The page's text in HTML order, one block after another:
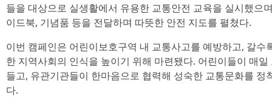
들을 대상으로 실생활에서 유용한 교통안전 교육을 실시했으
이드북, 기념품 등을 전달하며 따뜻한 안전 지도를 펼쳤다.
이번 캠페인은 어린이보호구역 내 교통사고를 예방하고, 갈
한 지역사회의 인식을 높이기 위해 마련됐다. 어린이들이 매
들고, 유관기관들이 한마음으로 협력해 성숙한 교통문화를
다.